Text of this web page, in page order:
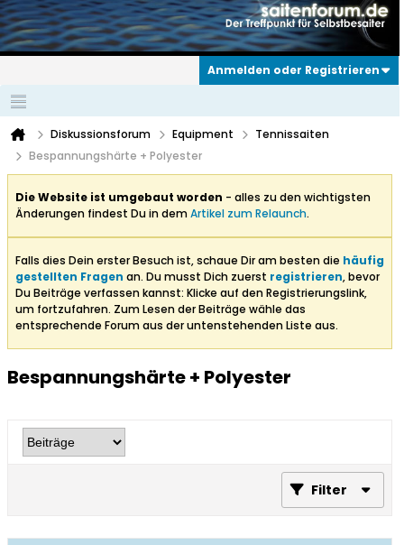
Anmelden oder Registrieren
Diskussionsforum Equipment
Tennissaiten
Bespannungshärte + Polyester
Die Website ist umgebaut worden - alles zu den wichtigsten
Änderungen findest Du in demArtikel zum Relaunch.
Falls dies Dein erster Besuch ist, schaue Dir am besten die häufig
gestellten Fragen an. Du musst Dich zuerst registrieren, bevor
Du Beiträge verfassen kannst: Klicke auf den Registrierungslink,
um fortzufahren. Zum Lesen der Beiträge wähle das
entsprechende Forum aus der untenstehenden Liste aus.
Bespannungshärte + Polyester
Filter